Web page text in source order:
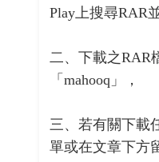
Play上搜尋RAR
二、下載之RAR
「mahooq」，
三、若有關下載
單或在文章下方